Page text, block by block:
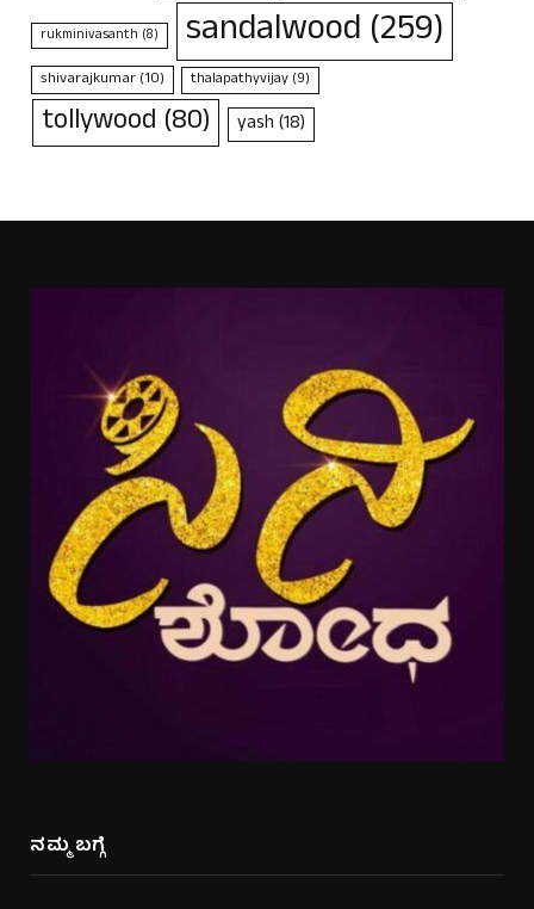
rukminivasanth (8) sandalwood (259)
shivarajkumar(10) thalapathyvijay(9)
tollywood (80) yash(18)
ನಮ್ಮ ಬಗ್ಗೆ